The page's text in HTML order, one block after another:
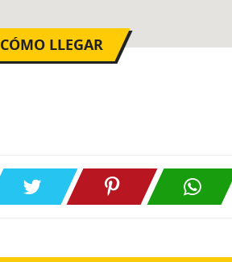
CÓMO LLEGAR